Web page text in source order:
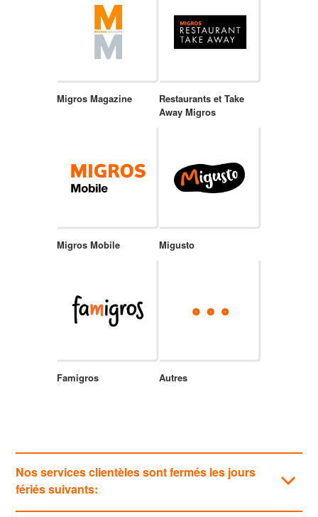
Migros Magazine
Restaurants et Take
Away Migros
Migros Mobile Migusto
Famigros Autres
Nos services clientèles sont fermés les jours
fériés suivants: